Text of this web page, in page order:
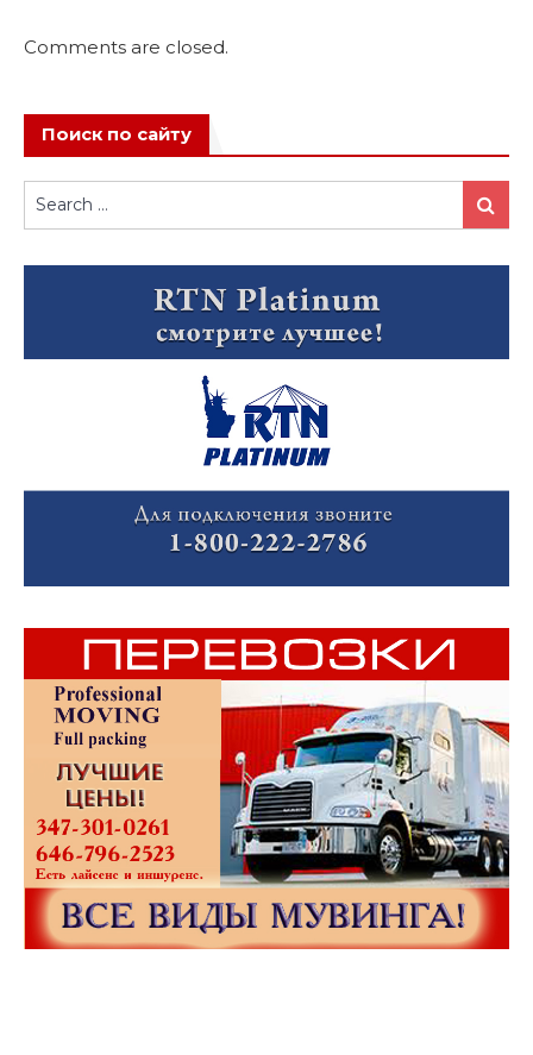
Comments are closed.
Поиск по сайту
Search
for:
Search